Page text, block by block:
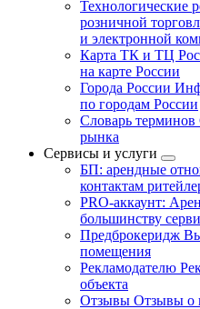
Технологические
розничной
и электронной
Карта ТК и ТЦ
на карте России
Города России
по городам России
Словарь терминов
рынка
Сервисы и услуги
БП: арендные
контактам
PRO-аккаунт:
большинству
Предброкеридж
помещения
Рекламодателю
объекта
Отзывы Отзывы о